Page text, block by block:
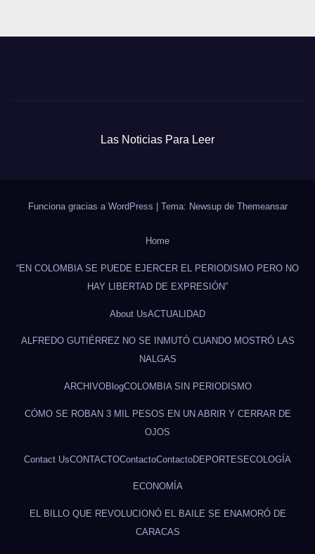
Las Noticias Para Leer
Funciona gracias a WordPress Tema: Newsup de Themeansar
Home
“EN COLOMBIA SE PUEDE EJERCER EL PERIODISMO PERO NO
HAY LIBERTAD DE EXPRESIÓN”
About UsACTUALIDAD
ALFREDO GUTIÉRREZ NO SE INMUTÓ CUANDO MOSTRÓ LAS
NALGAS
ARCHIVOBlogCOLOMBIA SIN PERIODISMO
CÓMO SE ROBAN 3 MIL PESOS EN UN ABRIR Y CERRAR DE
OJOS
Contact UsCONTACTOContactoContactoDEPORTESECOLOGÍA
ECONOMÍA
EL BILLO QUE REVOLUCIONÓ EL BAILE SE ENAMORÓ DE
CARACAS